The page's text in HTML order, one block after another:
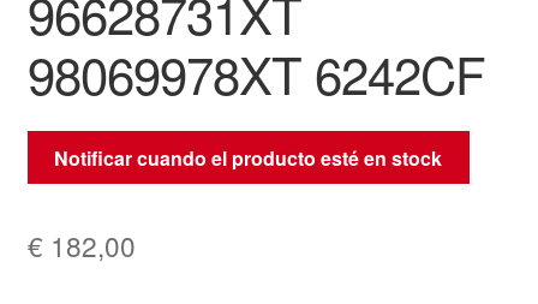
98069978XT 6242CF
Notificar cuando el producto esté en stock
€ 182,00